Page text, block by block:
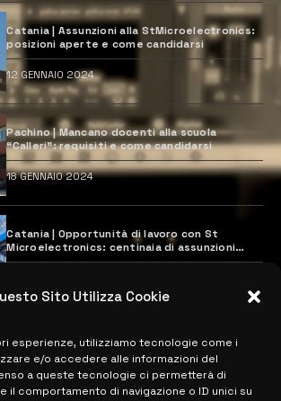
Sito Utilizza Cookie
esperienze, utilizziamo tecnologie come i
e/o accedere alle informazioni del
a queste tecnologie ci permetterà di
il comportamento di navigazione o ID unici su
Catania | Assunzioni alla StMicroelectronics:
posizioni aperte e come candidarsi
12 GENNAIO 2024
Pachino | Mancano docenti alla scuola
“Calleri”: requisiti e come candidarsi
18 GENNAIO 2024
Catania | Opportunità di lavoro con St
Microelectronics: centinaia di assunzioni
previste